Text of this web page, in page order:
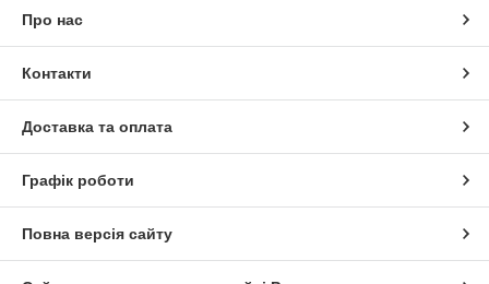
Про нас
Контакти
Доставка та оплата
Графік роботи
Повна версія сайту